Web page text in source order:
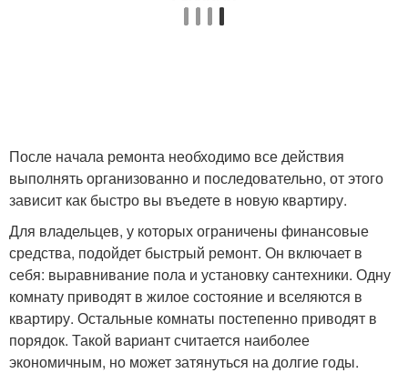
После начала ремонта необходимо все действия
выполнять организованно и последовательно, от этого
зависит как быстро вы въедете в новую квартиру.
Для владельцев, у которых ограничены финансовые
средства, подойдет быстрый ремонт. Он включает в
себя: выравнивание пола и установку сантехники. Одну
комнату приводят в жилое состояние и вселяются в
квартиру. Остальные комнаты постепенно приводят в
порядок. Такой вариант считается наиболее
экономичным, но может затянуться на долгие годы.